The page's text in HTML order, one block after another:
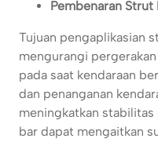
Pembenaran Strut
Tujuan pengaplikasian
mengurangi
pada saat kendaraan
dan penanganan
meningkatkan
bar dapat mengaitkan